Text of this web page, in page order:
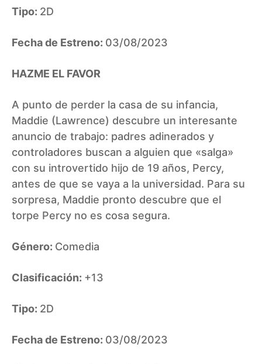
Tipo: 2D
Fecha de Estreno: 03/08/2023
HAZME EL FAVOR
A punto de perder la casa de su infancia,
Maddie (Lawrence) descubre un interesante
anuncio de trabajo: padres adinerados y
controladores buscan a alguien que «salga»
con su introvertido hijo de 19 años, Percy,
antes de que se vaya a la universidad. Para su
sorpresa, Maddie pronto descubre que el
torpe Percy no es cosa segura.
Género: Comedia
Clasificación: +13
Tipo: 2D
Fecha de Estreno: 03/08/2023